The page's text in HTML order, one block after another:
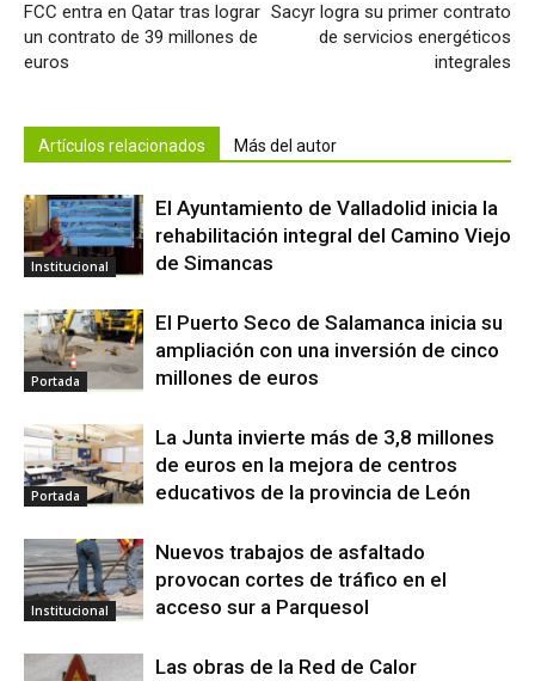
FCC entra en Qatar tras lograr
un contrato de 39 millones de
euros
Sacyr logra su primer contrato
de servicios energéticos
integrales
Artículos relacionados Más del autor
Institucional
El Ayuntamiento de Valladolid inicia la
rehabilitación integral del Camino Viejo
de Simancas
Portada
El Puerto Seco de Salamanca inicia su
ampliación con una inversión de cinco
millones de euros
Portada
La Junta invierte más de 3,8 millones
de euros en la mejora de centros
educativos de la provincia de León
Institucional
Nuevos trabajos de asfaltado
provocan cortes de tráfico en el
acceso sur a Parquesol
Las obras de la Red de Calor